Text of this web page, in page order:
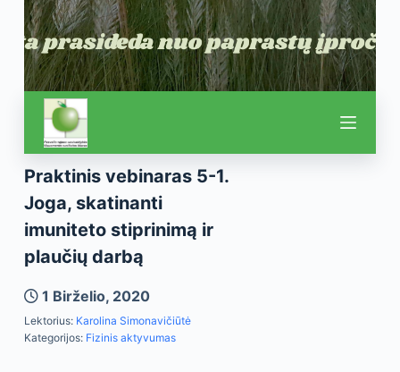
Praktinis vebinaras 5-1.
Joga, skatinanti
imuniteto stiprinimą ir
plaučių darbą
1 Birželio, 2020
Lektorius: Karolina Simonavičiūtė
Kategorijos: Fizinis aktyvumas